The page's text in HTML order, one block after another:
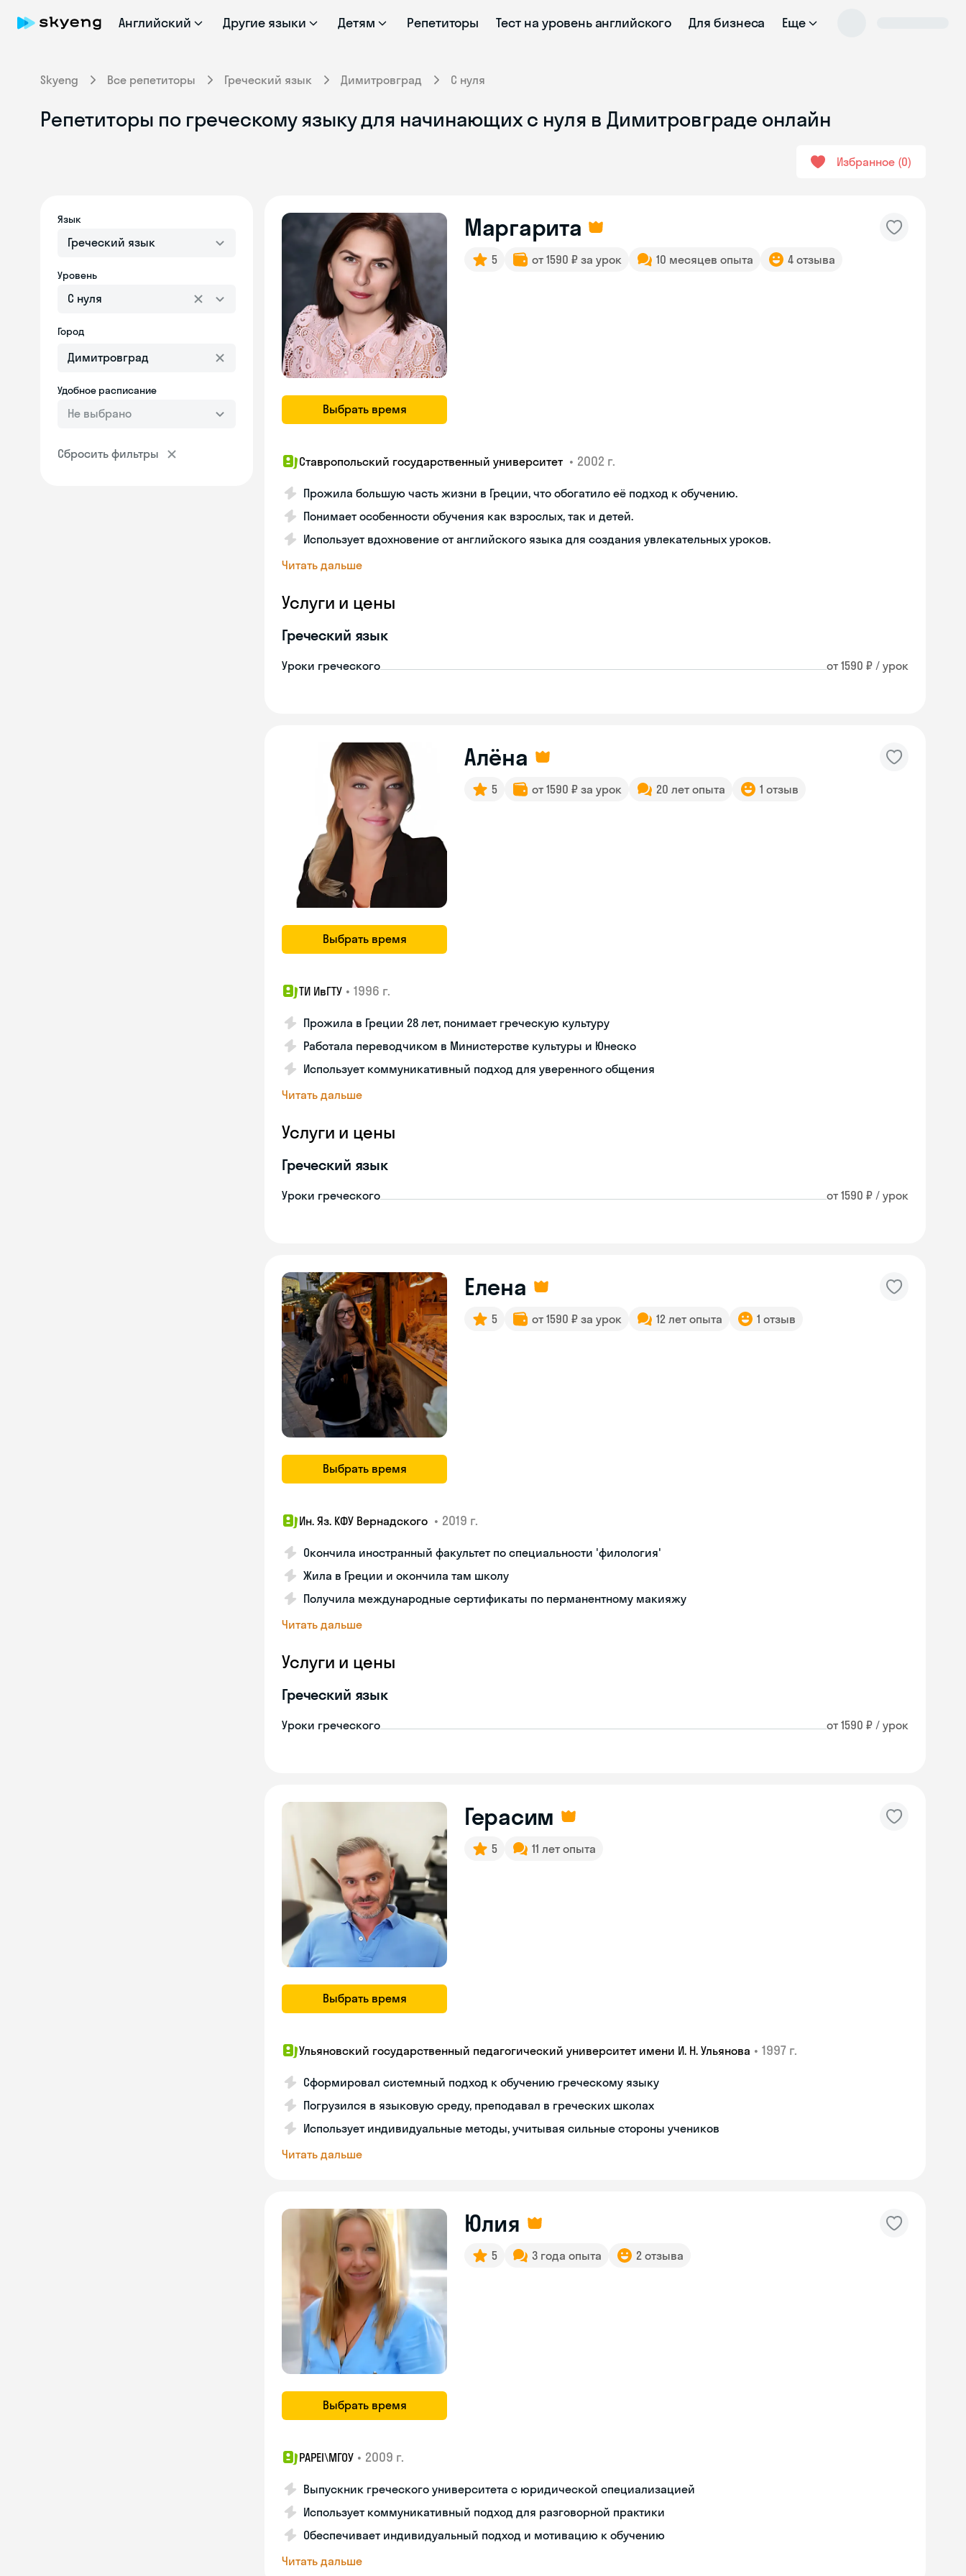
Английский Другие языки Детям Репетиторы Тест на уровень английского Для бизнеса Еще
Skyeng Все репетиторы Греческий язык Димитровград С нуля
Репетиторы по греческому языку для начинающих с нуля в Димитровграде онлайн
Избранное 0
Язык
Греческий язык
Уровень
С нуля
Город
Удобное расписание
Не выбрано
Сбросить фильтры
Выбрать время
Маргарита
5 от 1590 ₽ за урок 10 месяцев опыта 4 отзыва
Ставропольский государственный университет • 2002 г.
Прожила большую часть жизни в Греции, что обогатило её подход к обучению.
Понимает особенности обучения как взрослых, так и детей.
Использует вдохновение от английского языка для создания увлекательных уроков.
Читать дальше
Услуги и цены
Греческий язык
Уроки греческого от 1590 ₽ / урок
Выбрать время
Алёна
5 от 1590 ₽ за урок 20 лет опыта 1 отзыв
ТИ ИвГТУ • 1996 г.
Прожила в Греции 28 лет, понимает греческую культуру
Работала переводчиком в Министерстве культуры и Юнеско
Использует коммуникативный подход для уверенного общения
Читать дальше
Услуги и цены
Греческий язык
Уроки греческого от 1590 ₽ / урок
Выбрать время
Елена
5 от 1590 ₽ за урок 12 лет опыта 1 отзыв
Ин. Яз. КФУ Вернадского • 2019 г.
Окончила иностранный факультет по специальности 'филология'
Жила в Греции и окончила там школу
Получила международные сертификаты по перманентному макияжу
Читать дальше
Услуги и цены
Греческий язык
Уроки греческого от 1590 ₽ / урок
Выбрать время
Герасим
5 11 лет опыта
Ульяновский государственный педагогический университет имени И. Н. Ульянова • 1997 г.
Сформировал системный подход к обучению греческому языку
Погрузился в языковую среду, преподавал в греческих школах
Использует индивидуальные методы, учитывая сильные стороны учеников
Читать дальше
Выбрать время
Юлия
5 3 года опыта 2 отзыва
PAPEI\MГОУ • 2009 г.
Выпускник греческого университета с юридической специализацией
Использует коммуникативный подход для разговорной практики
Обеспечивает индивидуальный подход и мотивацию к обучению
Читать дальше